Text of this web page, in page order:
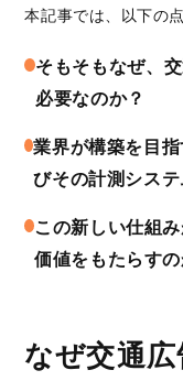
本記事では、以下の
そもそもなぜ、
必要なのか？
業界が構築を目
びその計測システ
この新しい仕組
価値をもたらすの
なぜ交通